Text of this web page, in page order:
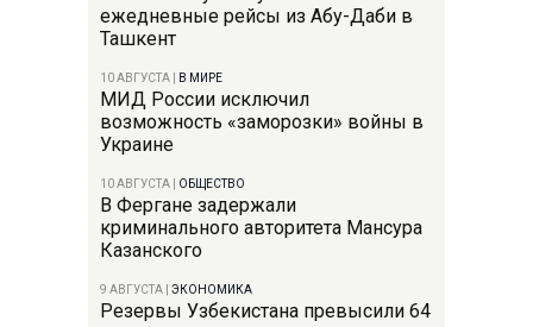
ежедневные рейсы из Абу-Даби в
Ташкент
10 АВГУСТА В МИРЕ
МИД России исключил
возможность «заморозки» войны в
Украине
10 АВГУСТА ОБЩЕСТВО
В Фергане задержали
криминального авторитета Мансура
Казанского
9 АВГУСТА ЭКОНОМИКА
Резервы Узбекистана превысили 64